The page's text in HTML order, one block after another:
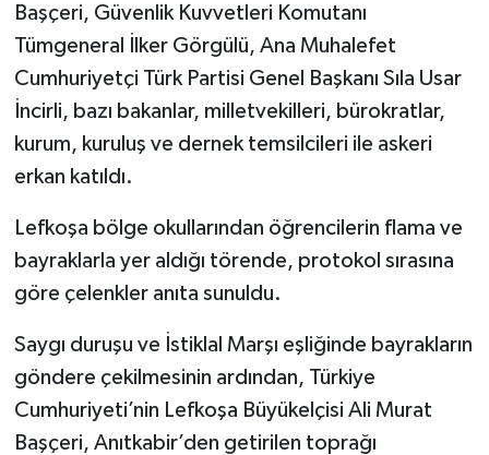
Başçeri, Güvenlik Kuvvetleri Komutanı
Tümgeneral İlker Görgülü, Ana Muhalefet
Cumhuriyetçi Türk Partisi Genel Başkanı Sıla Usar
İncirli, bazı bakanlar, milletvekilleri, bürokratlar,
kurum, kuruluş ve dernek temsilcileri ile askeri
erkan katıldı.
Lefkoşa bölge okullarından öğrencilerin flama ve
bayraklarla yer aldığı törende, protokol sırasına
göre çelenkler anıta sunuldu.
Saygı duruşu ve İstiklal Marşı eşliğinde bayrakların
göndere çekilmesinin ardından, Türkiye
Cumhuriyeti’nin Lefkoşa Büyükelçisi Ali Murat
Başçeri, Anıtkabir’den getirilen toprağı